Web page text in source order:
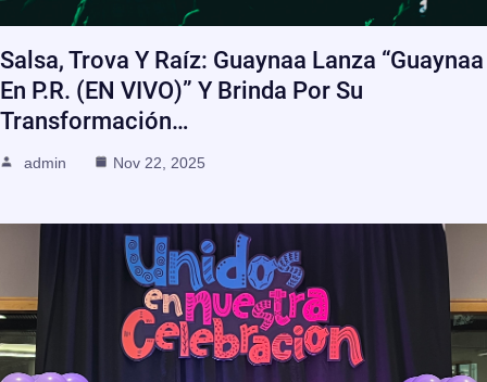
Salsa, Trova Y Raíz: Guaynaa Lanza “Guaynaa
En P.R. (EN VIVO)” Y Brinda Por Su
Transformación…
admin Nov 22, 2025